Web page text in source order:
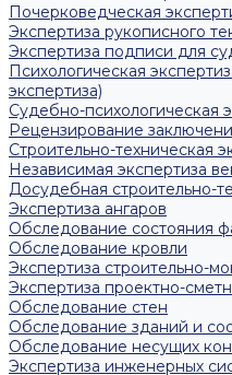
Почерковедческая
Экспертиза рукописного
Экспертиза подписи для
Психологическая
экспертиза)
Судебно-психологическая
Рецензирование
Строительно-техническая
Независимая экспертиза
Досудебная строительно-
Экспертиза ангаров
Обследование состояния
Обследование кровли
Экспертиза строительно-
Экспертиза проектно-
Обследование стен
Обследование зданий и
Обследование несущих
Экспертиза инженерных